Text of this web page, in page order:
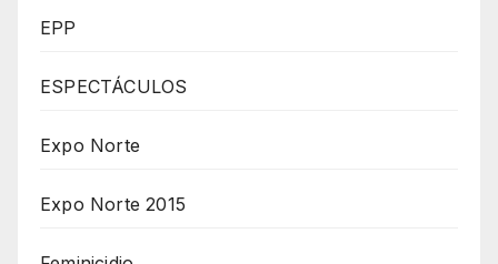
EPP
ESPECTÁCULOS
Expo Norte
Expo Norte 2015